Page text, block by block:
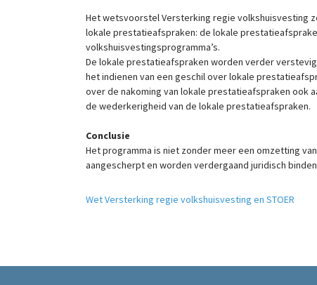
Het wetsvoorstel Versterking regie volkshuisvesting
lokale prestatieafspraken: de lokale
volkshuisvestingsprogramma’s.
De lokale prestatieafspraken worden verder
het indienen van een geschil over lokale
over de nakoming van lokale prestatieafspraken ook
de wederkerigheid van de lokale prestatieafspraken.
Conclusie
Het programma is niet zonder meer een omzetting
aangescherpt en worden verdergaand juridisch
Wet Versterking regie volkshuisvesting en STOER